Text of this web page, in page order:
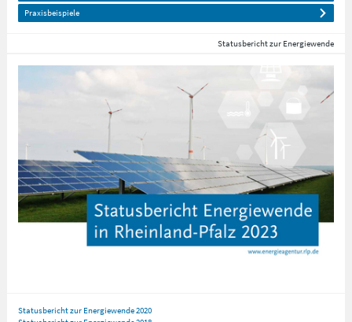
Praxisbeispiele
Statusbericht zur Energiewende
Statusbericht zur Energiewende 2020